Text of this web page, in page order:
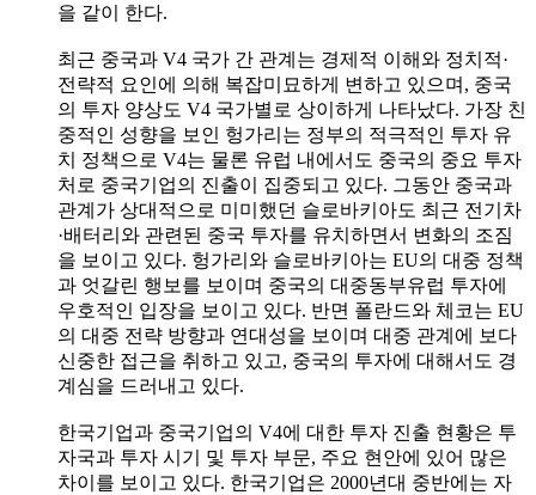
을 같이 한다.
최근 중국과 V4 국가 간 관계는 경제적 이해와 정치적·
전략적 요인에 의해 복잡미묘하게 변하고 있으며, 중국
의 투자 양상도 V4 국가별로 상이하게 나타났다. 가장 친
중적인 성향을 보인 헝가리는 정부의 적극적인 투자 유
치 정책으로 V4는 물론 유럽 내에서도 중국의 중요 투자
처로 중국기업의 진출이 집중되고 있다. 그동안 중국과
관계가 상대적으로 미미했던 슬로바키아도 최근 전기차
·배터리와 관련된 중국 투자를 유치하면서 변화의 조짐
을 보이고 있다. 헝가리와 슬로바키아는 EU의 대중 정책
과 엇갈린 행보를 보이며 중국의 대중동부유럽 투자에
우호적인 입장을 보이고 있다. 반면 폴란드와 체코는 EU
의 대중 전략 방향과 연대성을 보이며 대중 관계에 보다
신중한 접근을 취하고 있고, 중국의 투자에 대해서도 경
계심을 드러내고 있다.
한국기업과 중국기업의 V4에 대한 투자 진출 현황은 투
자국과 투자 시기 및 투자 부문, 주요 현안에 있어 많은
차이를 보이고 있다. 한국기업은 2000년대 중반에는 자